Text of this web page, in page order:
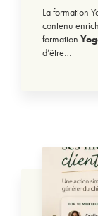
La formation
contenu
formation
d’être…